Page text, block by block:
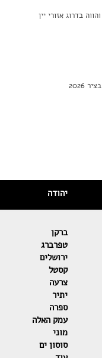
בדרוג אזורי יין
יהודה
ברקן
טפרברג
ירושלים
קסטל
צרעה
יתיר
ספרה
עמק האלה
מוני
סוסון ים